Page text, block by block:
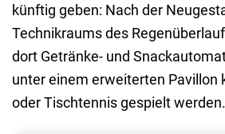
künftig geben: Nach der
Technikraums des
dort Getränke- und
unter einem erweiterten Pavillon
oder Tischtennis gespielt werden.